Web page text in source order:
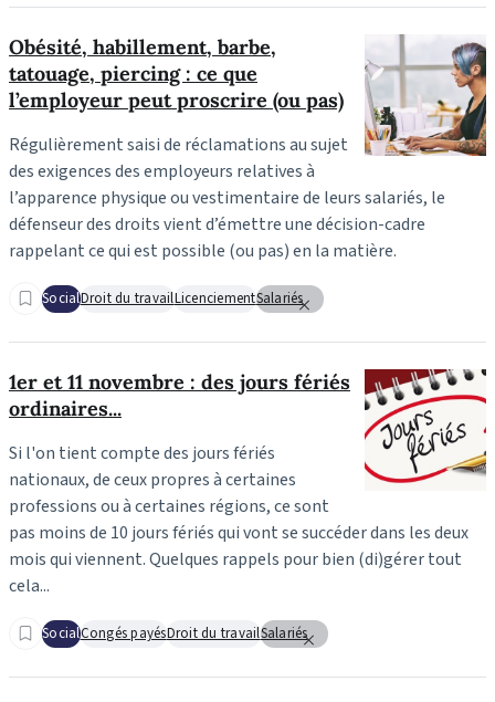
Obésité, habillement, barbe,
tatouage, piercing : ce que
l’employeur peut proscrire (ou pas)
Régulièrement saisi de réclamations au sujet
des exigences des employeurs relatives à
l’apparence physique ou vestimentaire de leurs salariés, le
défenseur des droits vient d’émettre une décision-cadre
rappelant ce qui est possible (ou pas) en la matière.
SocialDroit du travailLicenciementSalariés
1er et 11 novembre : des jours fériés
ordinaires...
Si l'on tient compte des jours fériés
nationaux, de ceux propres à certaines
professions ou à certaines régions, ce sont
pas moins de 10 jours fériés qui vont se succéder dans les deux
mois qui viennent. Quelques rappels pour bien (di)gérer tout
cela...
SocialCongés payésDroit du travailSalariés